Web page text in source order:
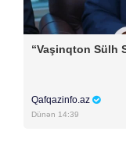
“Vaşinqton Sülh
Qafqazinfo.az
Dünən 14:39